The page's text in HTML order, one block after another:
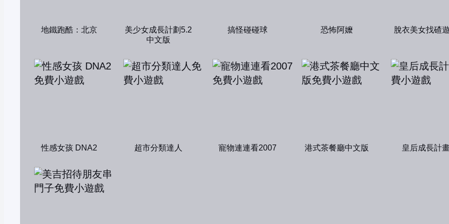
地鐵跑酷：北京
美少女成長計劃5.2
中文版
搞怪碰碰球 恐怖阿嬤 脫衣美女找碴
性感女孩 DNA2 超市分類達人 寵物連連看2007 港式茶餐廳中文版 皇后成長計